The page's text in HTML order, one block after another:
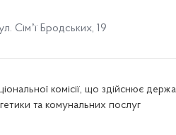
Сімʼї Бродських, 19
комісії, що здійснює
та комунальних послуг